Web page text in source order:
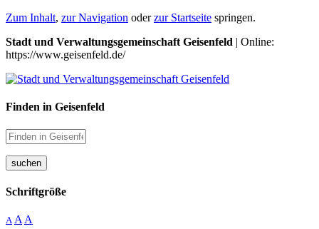
Zum Inhalt, zur Navigation oderzur Startseite springen.
Stadt und Verwaltungsgemeinschaft Geisenfeld | Online:
https://www.geisenfeld.de/
Finden in Geisenfeld
suchen
Schriftgröße
A A A